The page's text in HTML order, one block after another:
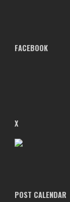
FACEBOOK
X
POST CALENDAR